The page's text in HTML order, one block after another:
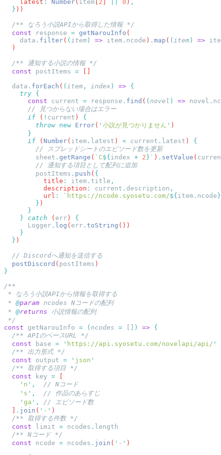
    latest
: Number( item [ 2 ] 0 )
  }
  const
response = getNarouInfo
    data
. filter( ( item) => item . ncode ) . map ( ( item) =>
  const
postItems =
  data
. forEach ( ( item , index) =>
    try
      const
current = response . find ( ( novel ) => novel .
      if
( ! current )
        throw
new Error( ' 小説が見つかりません '
      if
( Number( item . latest ) < current . latest )
        sheet
. getRange ( ` C${index + 2}` ) . setValue (
        postItems
. push (
          title
: item . title
          description
: current . description
          url
: ` https://ncode.syosetu.com/${item . ncode}
        }
    }
catch ( err)
      Logger
. log ( err . toString
  }
  postDiscord
( postItems
* @param ncodes
* @returns
const getNarouInfo = ( ncodes = [] ) =>
  const
base = ' https://api.syosetu.com/novelapi/api/
  const
output = ' json
  const
key =
    '
n ' ,
    '
s ' ,
    '
ga ' ,
  ]
. join ( ' - '
  const
limit = ncodes .
  const
ncode = ncodes . join ( ' - '